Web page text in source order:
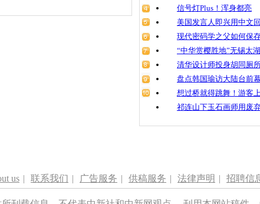
哈尔
开放
信号灯Plus！浑身都亮
美国发言人即兴用中文
现代密码学之父如何保
“中华赏樱胜地”无锡太
清华设计师投身胡同厕
盘点韩国瑜访大陆台前
想过桥就得跳舞！游客
祁连山下玉石画师用废
us | 联系我们 | 广告服务 | 供稿服务 | 法律声明 | 招聘信